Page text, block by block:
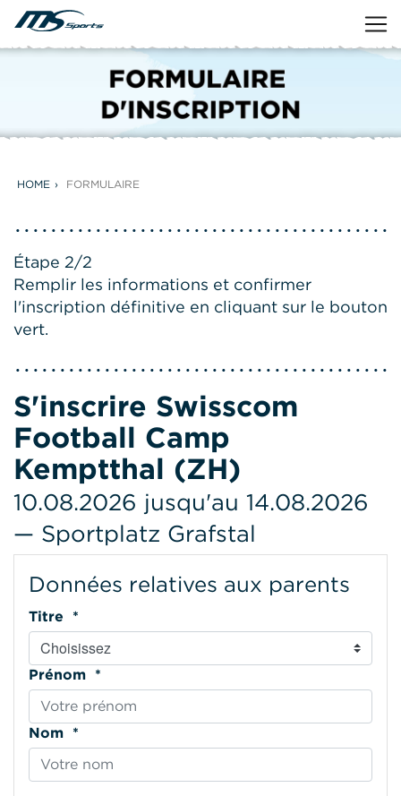
HOME FORMULAIRE
Étape 2/2
Remplir les informations et confirmer
l'inscription définitive en cliquant sur le bouton
vert.
S'inscrire Swisscom
Football Camp
Kemptthal (ZH)
10.08.2026 jusqu'au 14.08.2026
— Sportplatz Grafstal
Données relatives aux parents
Titre *
Prénom *
Nom *